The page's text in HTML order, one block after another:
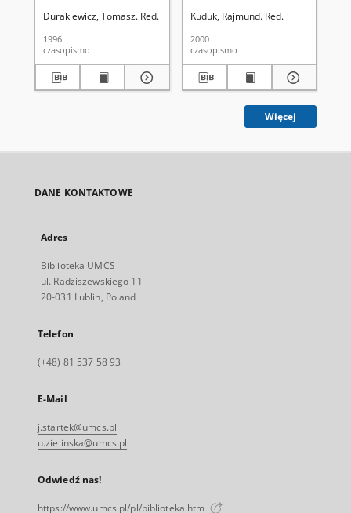
Durakiewicz, Tomasz. Red.
1996
czasopismo
Kuduk, Rajmund. Red.
2000
czasopismo
Więcej
DANE KONTAKTOWE
Adres
Biblioteka UMCS
ul. Radziszewskiego 11
20-031 Lublin, Poland
Telefon
(+48) 81 537 58 93
E-Mail
j.startek@umcs.pl
u.zielinska@umcs.pl
Odwiedź nas!
https://www.umcs.pl/pl/biblioteka.htm